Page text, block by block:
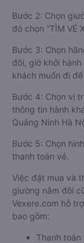
Bước 2: Chọn
đó chọn “TÌM VÉ
Bước 3: Chọn
đôi, giờ khởi
khách muốn đi
Bước 4: Chọn vị
thông tin hành
Quảng Ninh Hà
Bước 5: Chọn
thanh toán vé.
Việc đặt mua và
giường nằm đôi
Vexere.com hỗ
bao gồm:
Thanh